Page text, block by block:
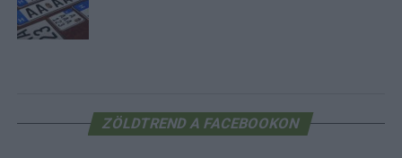
ZÖLDTREND A FACEBOOKON